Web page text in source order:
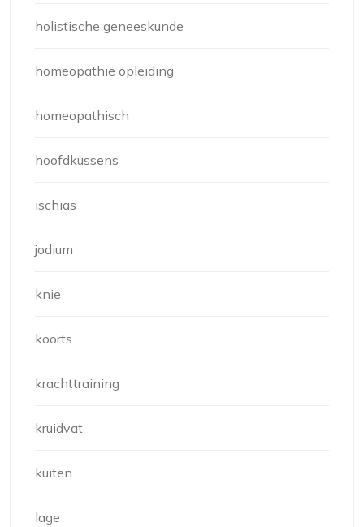
holistische geneeskunde
homeopathie opleiding
homeopathisch
hoofdkussens
ischias
jodium
knie
koorts
krachttraining
kruidvat
kuiten
lage